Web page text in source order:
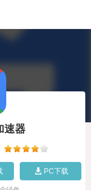
速器
PC下载